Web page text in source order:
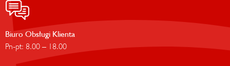
Biuro Obsługi Klienta
Pn-pt: 8.00 – 18.00